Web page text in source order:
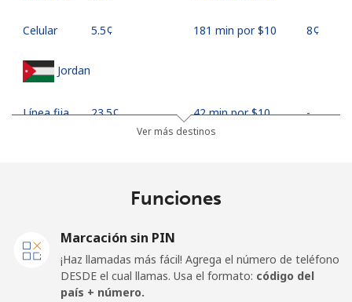
Celular ⁦5.5¢⁩ 181 min por ⁦$10⁩ ⁦8¢⁩
Jordan
Línea fija ⁦23.5¢⁩ 42 min por ⁦$10⁩ -
Ver más destinos
Funciones
Marcación sin PIN
¡Haz llamadas más fácil! Agrega el número de teléfono
DESDE el cual llamas. Usa el formato: código del
país + número.